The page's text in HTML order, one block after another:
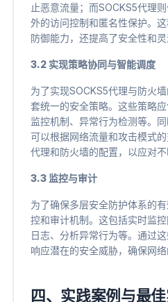
止恶意流量；而SOCKS5代理
外的访问控制和匿名性保护。
防御能力，还提高了安全性和灵
3.2 实现策略协同与智能调度
为了实现SOCKS5代理与防火
套统一的安全策略。这些策略
监控机制、异常行为检测等。同
可以根据网络流量和攻击模式
代理和防火墙的配置，以应对不
3.3 监控与审计
为了确保多层安全防护体系的
控和审计机制。这包括实时监
日志、分析异常行为等。通过
响应潜在的安全威胁，确保网络
四、实践案例与最